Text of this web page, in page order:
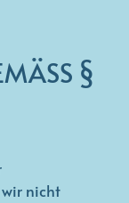
§ 3
nicht